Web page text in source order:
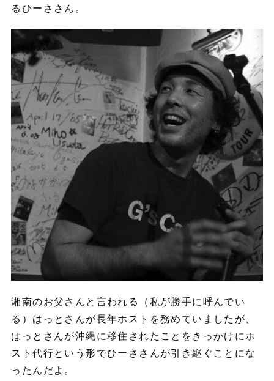
るひーささん。
湘南のお父さんと言われる（私が勝手に呼んでい
る）はっとさんが長年ホストを務めていましたが、
はっとさんが沖縄に移住されたことをきっかけにホ
スト代行という形でひーささんが引き継ぐことにな
ったんだよ。